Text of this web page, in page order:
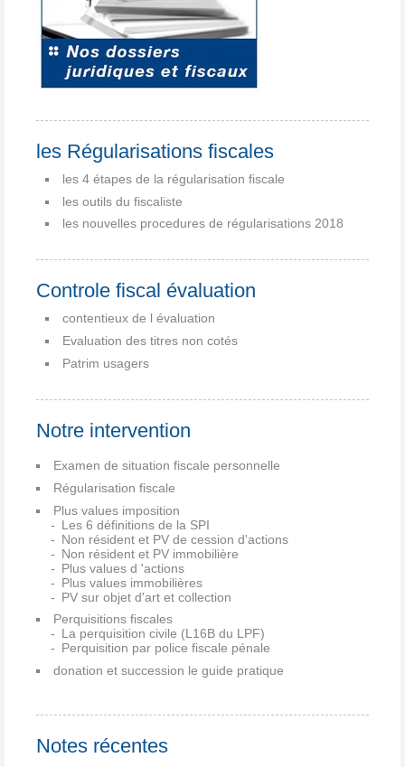
les Régularisations fiscales
les 4 étapes de la régularisation fiscale
les outils du fiscaliste
les nouvelles procedures de régularisations 2018
Controle fiscal évaluation
contentieux de l évaluation
Evaluation des titres non cotés
Patrim usagers
Notre intervention
Examen de situation fiscale personnelle
Régularisation fiscale
Plus values imposition
Les 6 définitions de la SPI
Non résident et PV de cession d'actions
Non résident et PV immobilière
Plus values d 'actions
Plus values immobilières
PV sur objet d'art et collection
Perquisitions fiscales
La perquisition civile (L16B du LPF)
Perquisition par police fiscale pénale
donation et succession le guide pratique
Notes récentes